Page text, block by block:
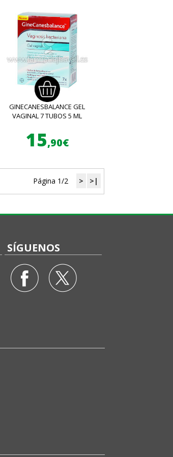
GINECANESBALANCE GEL
VAGINAL 7 TUBOS 5 ML
15,90€
Página 1/2 > >|
SÍGUENOS